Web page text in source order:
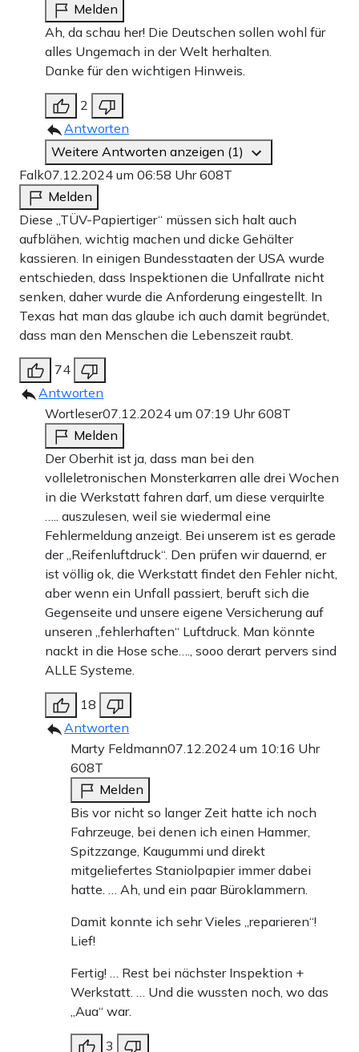
Melden
Ah, da schau her! Die Deutschen sollen wohl für
alles Ungemach in der Welt herhalten.
Danke für den wichtigen Hinweis.
2
Antworten
Weitere Antworten anzeigen (1)
Falk07.12.2024 um 06:58 Uhr608T
Melden
Diese „TÜV-Papiertiger“ müssen sich halt auch
aufblähen, wichtig machen und dicke Gehälter
kassieren. In einigen Bundesstaaten der USA wurde
entschieden, dass Inspektionen die Unfallrate nicht
senken, daher wurde die Anforderung eingestellt. In
Texas hat man das glaube ich auch damit begründet,
dass man den Menschen die Lebenszeit raubt.
74
Antworten
Wortleser07.12.2024 um 07:19 Uhr608T
Melden
Der Oberhit ist ja, dass man bei den
volleletronischen Monsterkarren alle drei Wochen
in die Werkstatt fahren darf, um diese verquirlte
….. auszulesen, weil sie wiedermal eine
Fehlermeldung anzeigt. Bei unserem ist es gerade
der „Reifenluftdruck“. Den prüfen wir dauernd, er
ist völlig ok, die Werkstatt findet den Fehler nicht,
aber wenn ein Unfall passiert, beruft sich die
Gegenseite und unsere eigene Versicherung auf
unseren „fehlerhaften“ Luftdruck. Man könnte
nackt in die Hose sche…., sooo derart pervers sind
ALLE Systeme.
18
Antworten
Marty Feldmann07.12.2024 um 10:16 Uhr
608T
Melden
Bis vor nicht so langer Zeit hatte ich noch
Fahrzeuge, bei denen ich einen Hammer,
Spitzzange, Kaugummi und direkt
mitgeliefertes Staniolpapier immer dabei
hatte. … Ah, und ein paar Büroklammern.
Damit konnte ich sehr Vieles „reparieren“!
Lief!
Fertig! … Rest bei nächster Inspektion +
Werkstatt. … Und die wussten noch, wo das
„Aua“ war.
3